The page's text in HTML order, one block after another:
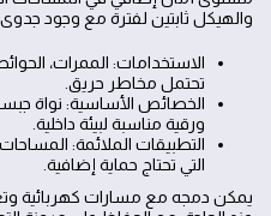
والهيكل ثابتين لفترة مع وجود
الاستخدامات: الممرات،
تحتمل مخاطر حريق.
الخصائص الأساسية: نواة
ورقية مناسبة لبيئة داخلية.
التطبيقات الملائمة:
التي تحتاج حماية إضافية.
يمكن دمجه مع مسارات كهربائية